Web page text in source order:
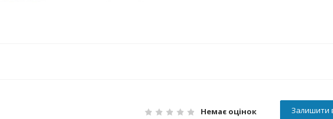
Немає оцінок Залишити